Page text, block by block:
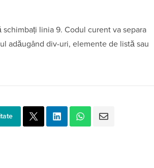
linia 9. Codul curent va separa
adăugând div-uri, elemente de listă sau